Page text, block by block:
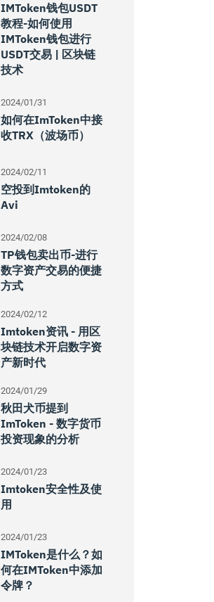
IMToken钱包USDT
教程-如何使用
IMToken钱包进行
USDT交易 | 区块链
技术
2024/01/31
如何在imToken中接
收TRX（波场币）
2024/02/11
空投到imtoken的
Avi
2024/02/08
TP钱包卖出币-进行
数字资产交易的便捷
方式
2024/02/12
Imtoken资讯 - 用区
块链技术开启数字资
产新时代
2024/01/29
秋田犬币提到
ImToken - 数字货币
投资现象的分析
2024/01/23
Imtoken安全性及使
用
2024/01/23
IMToken是什么？如
何在iMToken中添加
令牌？